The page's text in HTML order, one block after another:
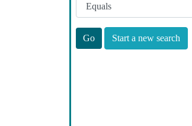
Start a new search